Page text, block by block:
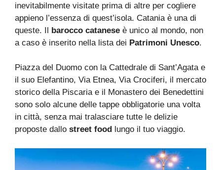
inevitabilmente visitate prima di altre per cogliere
appieno l’essenza di quest’isola. Catania è una di
queste. Il barocco catanese è unico al mondo, non
a caso è inserito nella lista dei Patrimoni Unesco.
Piazza del Duomo con la Cattedrale di Sant’Agata e
il suo Elefantino, Via Etnea, Via Crociferi, il mercato
storico della Piscaria e il Monastero dei Benedettini
sono solo alcune delle tappe obbligatorie una volta
in città, senza mai tralasciare tutte le delizie
proposte dallo street food lungo il tuo viaggio.